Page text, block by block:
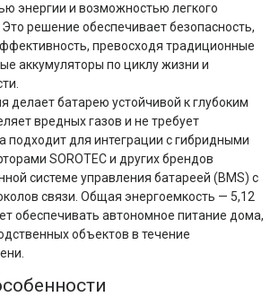
энергии и возможностью легкого
решение обеспечивает безопасность,
превосходя традиционные
аккумуляторы по циклу жизни и
делает батарею устойчивой к глубоким
вредных газов и не требует
подходит для интеграции с гибридными
SOROTEC и других брендов
системе управления батареей (BMS) с
связи. Общая энергоемкость — 5,12
обеспечивать автономное питание дома,
объектов в течение